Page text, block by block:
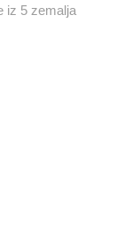
iz 5 zemalja